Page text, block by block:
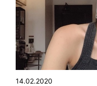
14.02.2020